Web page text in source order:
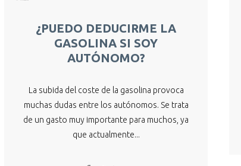
¿PUEDO DEDUCIRME LA
GASOLINA SI SOY
AUTÓNOMO?
La subida del coste de la gasolina provoca
muchas dudas entre los autónomos. Se trata
de un gasto muy importante para muchos, ya
que actualmente...